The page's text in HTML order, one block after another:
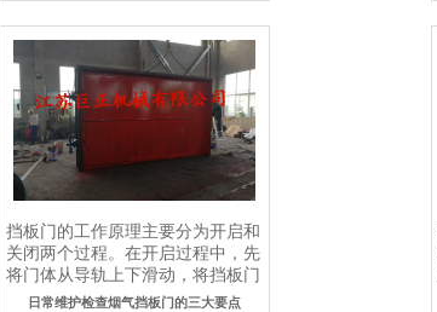
挡板门的工作原理主要分为开启和
关闭两个过程。在开启过程中，先
将门体从导轨上下滑动，将挡板门
完全打开。..
日常维护检查烟气挡板门的三大要点